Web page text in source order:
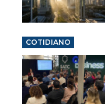
COTIDIANO